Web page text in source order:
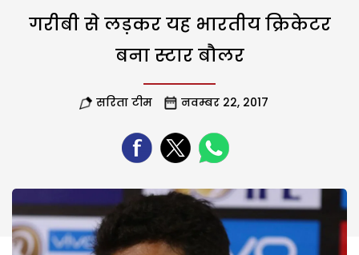
गरीबी से लड़कर यह भारतीय क्रिकेटर
बना स्टार बौलर
सरिता टीम नवम्बर 22, 2017